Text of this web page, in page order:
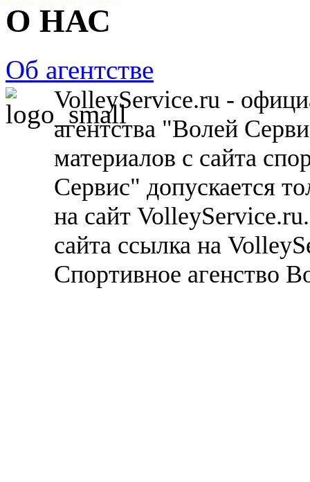
О НАС
Об агентстве
VolleyService.ru -
агентства "Волей
материалов с сайта
Сервис" допускается
на сайт
сайта ссылка на
Спортивное агенство